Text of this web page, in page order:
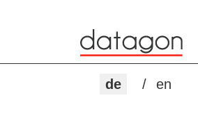
de en